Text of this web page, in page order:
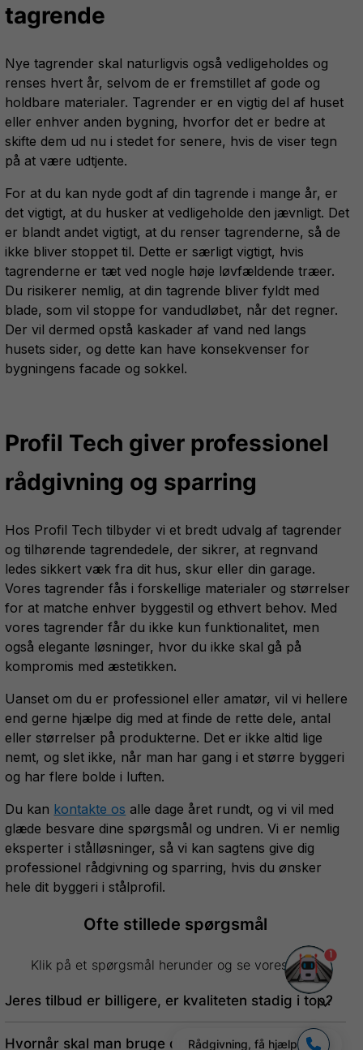
tagrende
Nye tagrender skal naturligvis også vedligeholdes og
renses hvert år, selvom de er fremstillet af gode og
holdbare materialer. Tagrender er en vigtig del af huset
eller enhver anden bygning, hvorfor det er bedre at
skifte dem ud nu i stedet for senere, hvis de viser tegn
på at være udtjente.
For at du kan nyde godt af din tagrende i mange år, er
det vigtigt, at du husker at vedligeholde den jævnligt. Det
er blandt andet vigtigt, at du renser tagrenderne, så de
ikke bliver stoppet til. Dette er særligt vigtigt, hvis
tagrenderne er tæt ved nogle høje løvfældende træer.
Du risikerer nemlig, at din tagrende bliver fyldt med
blade, som vil stoppe for vandudløbet, når det regner.
Der vil dermed opstå kaskader af vand ned langs
husets sider, og dette kan have konsekvenser for
bygningens facade og sokkel.
Profil Tech giver professionel
rådgivning og sparring
Hos Profil Tech tilbyder vi et bredt udvalg af tagrender
og tilhørende tagrendedele, der sikrer, at regnvand
ledes sikkert væk fra dit hus, skur eller din garage.
Vores tagrender fås i forskellige materialer og størrelser
for at matche enhver byggestil og ethvert behov. Med
vores tagrender får du ikke kun funktionalitet, men
også elegante løsninger, hvor du ikke skal gå på
kompromis med æstetikken.
Uanset om du er professionel eller amatør, vil vi hellere
end gerne hjælpe dig med at finde de rette dele, antal
eller størrelser på produkterne. Det er ikke altid lige
nemt, og slet ikke, når man har gang i et større byggeri
og har flere bolde i luften.
Du kan kontakte os alle dage året rundt, og vi vil med
glæde besvare dine spørgsmål og undren. Vi er nemlig
eksperter i stålløsninger, så vi kan sagtens give dig
professionel rådgivning og sparring, hvis du ønsker
hele dit byggeri i stålprofil.
Ofte stillede spørgsmål
Klik på et spørgsmål herunder og se vores svar.
Jeres tilbud er billigere, er kvaliteten stadig i top?
Hvornår skal man bruge dripstop dug?
Rådgivning, få hjælp
1